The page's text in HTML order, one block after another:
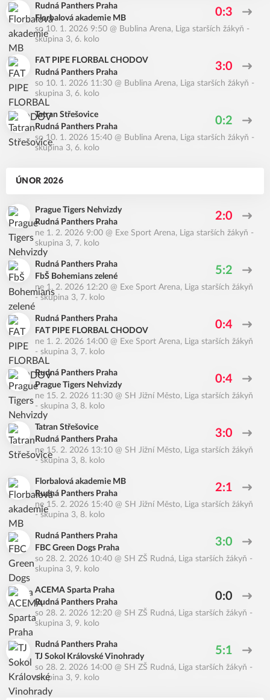
Rudná Panthers Praha
Florbalová akademie MB
0:3
so 10. 1. 2026 9:50 @ Bublina Arena, Liga starších žákyň -
skupina 3, 6. kolo
FAT PIPE FLORBAL CHODOV
Rudná Panthers Praha
3:0
so 10. 1. 2026 11:30 @ Bublina Arena, Liga starších žákyň -
skupina 3, 6. kolo
Tatran Střešovice
Rudná Panthers Praha
0:2
so 10. 1. 2026 15:40 @ Bublina Arena, Liga starších žákyň -
skupina 3, 6. kolo
ÚNOR 2026
Prague Tigers Nehvizdy
Rudná Panthers Praha
2:0
ne 1. 2. 2026 9:00 @ Exe Sport Arena, Liga starších žákyň -
skupina 3, 7. kolo
Rudná Panthers Praha
FbŠ Bohemians zelené
5:2
ne 1. 2. 2026 12:20 @ Exe Sport Arena, Liga starších žákyň
- skupina 3, 7. kolo
Rudná Panthers Praha
FAT PIPE FLORBAL CHODOV
0:4
ne 1. 2. 2026 14:00 @ Exe Sport Arena, Liga starších žákyň
- skupina 3, 7. kolo
Rudná Panthers Praha
Prague Tigers Nehvizdy
0:4
ne 15. 2. 2026 11:30 @ SH Jižní Město, Liga starších žákyň
- skupina 3, 8. kolo
Tatran Střešovice
Rudná Panthers Praha
3:0
ne 15. 2. 2026 13:10 @ SH Jižní Město, Liga starších žákyň
- skupina 3, 8. kolo
Florbalová akademie MB
Rudná Panthers Praha
2:1
ne 15. 2. 2026 15:40 @ SH Jižní Město, Liga starších žákyň
- skupina 3, 8. kolo
Rudná Panthers Praha
FBC Green Dogs Praha
3:0
so 28. 2. 2026 10:40 @ SH ZŠ Rudná, Liga starších žákyň -
skupina 3, 9. kolo
ACEMA Sparta Praha
Rudná Panthers Praha
0:0
so 28. 2. 2026 12:20 @ SH ZŠ Rudná, Liga starších žákyň -
skupina 3, 9. kolo
Rudná Panthers Praha
TJ Sokol Královské Vinohrady
5:1
so 28. 2. 2026 14:00 @ SH ZŠ Rudná, Liga starších žákyň -
skupina 3, 9. kolo